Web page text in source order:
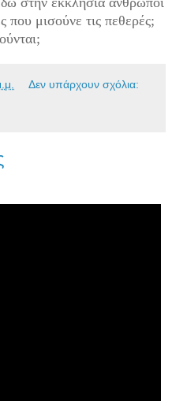
μισούνε τις πεθερές;
Δεν υπάρχουν σχόλια: